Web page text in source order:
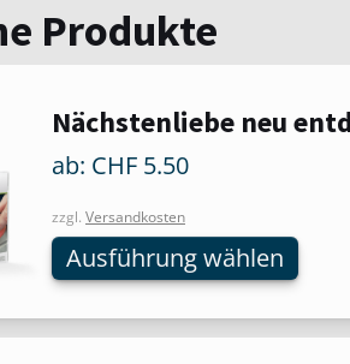
Produkte
Nächstenliebe neu
ab: CHF 5.50
zzgl. Versandkosten
Ausführung wählen
Dieses
weist
Varianten
auf.
Die
Optionen
können